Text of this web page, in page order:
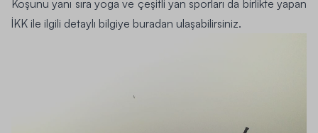
Koşunu yanı sıra yoga ve çeşitli yan sporları da birlikte yapan
İKK ile ilgili detaylı bilgiye buradan ulaşabilirsiniz.